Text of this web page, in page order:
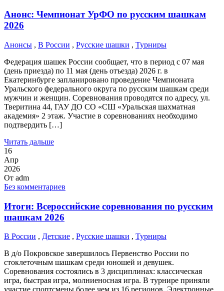
Анонс: Чемпионат УрФО по русским шашкам
2026
Анонсы , В России , Русские шашки , Турниры
Федерация шашек России сообщает, что в период с 07 мая
(день приезда) по 11 мая (день отъезда) 2026 г. в
Екатеринбурге запланировано проведение Чемпионата
Уральского федерального округа по русским шашкам среди
мужчин и женщин. Соревнования проводятся по адресу, ул.
Тверитина 44, ГАУ ДО СО «СШ «Уральская шахматная
академия» 2 этаж. Участие в соревнованиях необходимо
подтвердить […]
Читать дальше
16
Апр
2026
От adm
Без комментариев
Итоги: Всероссийские соревнования по русским
шашкам 2026
В России , Детские , Русские шашки , Турниры
В д/о Покровское завершилось Первенство России по
стоклеточным шашкам среди юношей и девушек.
Соревнования состоялись в 3 дисциплинах: классическая
игра, быстрая игра, молниеносная игра. В турнире приняли